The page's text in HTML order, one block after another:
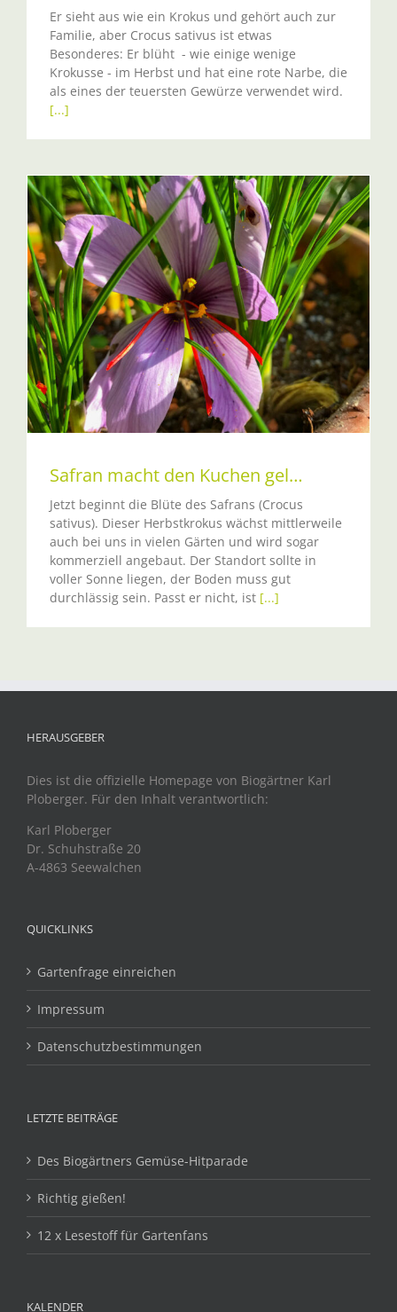
Er sieht aus wie ein Krokus und gehört auch zur
Familie, aber Crocus sativus ist etwas
Besonderes: Er blüht - wie einige wenige
Krokusse - im Herbst und hat eine rote Narbe, die
als eines der teuersten Gewürze verwendet wird.
[...]
Safran macht den Kuchen gel…
Jetzt beginnt die Blüte des Safrans (Crocus
sativus). Dieser Herbstkrokus wächst mittlerweile
auch bei uns in vielen Gärten und wird sogar
kommerziell angebaut. Der Standort sollte in
voller Sonne liegen, der Boden muss gut
durchlässig sein. Passt er nicht, ist [...]
HERAUSGEBER
Dies ist die offizielle Homepage von Biogärtner Karl
Ploberger. Für den Inhalt verantwortlich:
Karl Ploberger
Dr. Schuhstraße 20
A-4863 Seewalchen
QUICKLINKS
Gartenfrage einreichen
Impressum
Datenschutzbestimmungen
LETZTE BEITRÄGE
Des Biogärtners Gemüse-Hitparade
Richtig gießen!
12 x Lesestoff für Gartenfans
KALENDER